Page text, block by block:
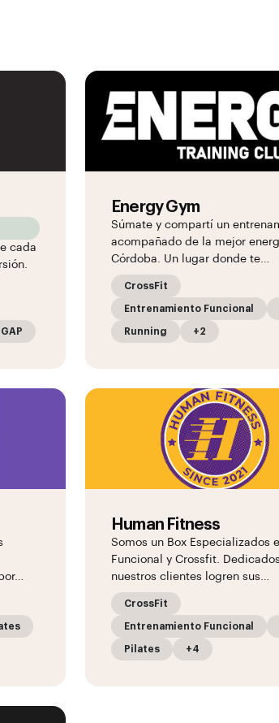
cada
GAP
Energy Gym
Súmate y compartí un
acompañado de la mejor
Córdoba. Un lugar donde te…
CrossFit
Entrenamiento Funcional
Running +2
Human Fitness
Somos un Box Especializados
Funcional y Crossfit.
nuestros clientes logren sus…
CrossFit
Entrenamiento Funcional
Pilates +4